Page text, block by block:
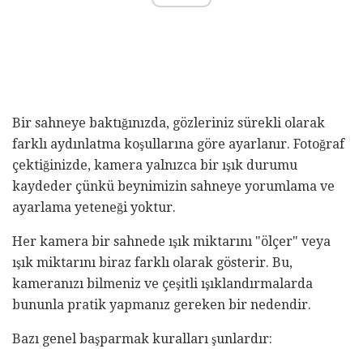
Bir sahneye baktığınızda, gözleriniz sürekli olarak
farklı aydınlatma koşullarına göre ayarlanır. Fotoğraf
çektiğinizde, kamera yalnızca bir ışık durumu
kaydeder çünkü beynimizin sahneye yorumlama ve
ayarlama yeteneği yoktur.
Her kamera bir sahnede ışık miktarını "ölçer" veya
ışık miktarını biraz farklı olarak gösterir. Bu,
kameranızı bilmeniz ve çeşitli ışıklandırmalarda
bununla pratik yapmanız gereken bir nedendir.
Bazı genel başparmak kuralları şunlardır: